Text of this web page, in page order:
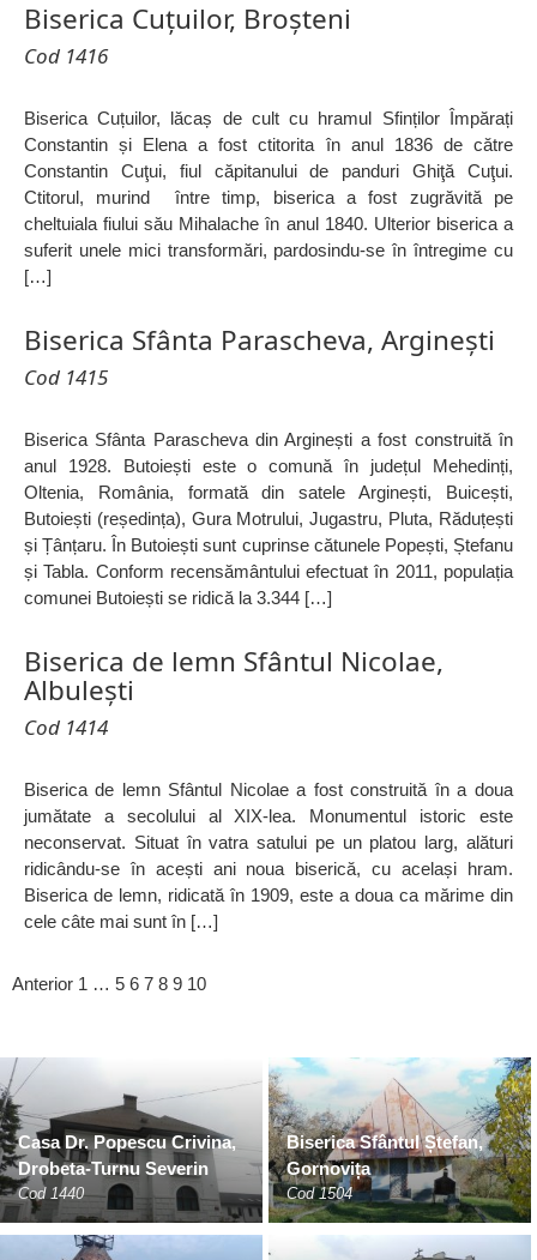
Biserica Cuțuilor, Broșteni
Cod 1416
Biserica Cuțuilor, lăcaș de cult cu hramul Sfinților Împărați
Constantin și Elena a fost ctitorita în anul 1836 de către
Constantin Cuţui, fiul căpitanului de panduri Ghiţă Cuţui.
Ctitorul, murind între timp, biserica a fost zugrăvită pe
cheltuiala fiului său Mihalache în anul 1840. Ulterior biserica a
suferit unele mici transformări, pardosindu-se în întregime cu
[…]
Biserica Sfânta Parascheva, Arginești
Cod 1415
Biserica Sfânta Parascheva din Arginești a fost construită în
anul 1928. Butoiești este o comună în județul Mehedinți,
Oltenia, România, formată din satele Arginești, Buicești,
Butoiești (reședința), Gura Motrului, Jugastru, Pluta, Răduțești
și Țânțaru. În Butoiești sunt cuprinse cătunele Popești, Ștefanu
și Tabla. Conform recensământului efectuat în 2011, populația
comunei Butoiești se ridică la 3.344 […]
Biserica de lemn Sfântul Nicolae,
Albulești
Cod 1414
Biserica de lemn Sfântul Nicolae a fost construită în a doua
jumătate a secolului al XIX-lea. Monumentul istoric este
neconservat. Situat în vatra satului pe un platou larg, alături
ridicându-se în acești ani noua biserică, cu același hram.
Biserica de lemn, ridicată în 1909, este a doua ca mărime din
cele câte mai sunt în […]
Anterior 1 … 5 6 7 8 9 10
Casa Dr. Popescu Crivina,
Drobeta-Turnu Severin
Cod 1440
Biserica Sfântul Ștefan,
Gornovița
Cod 1504